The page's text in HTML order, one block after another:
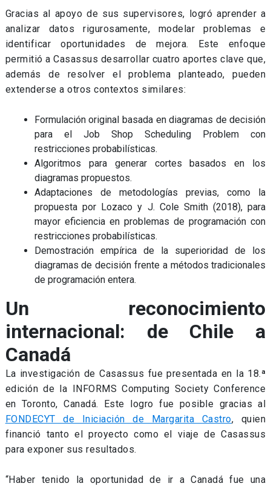
Gracias al apoyo de sus supervisores, logró aprender a
analizar datos rigurosamente, modelar problemas e
identificar oportunidades de mejora. Este enfoque
permitió a Casassus desarrollar cuatro aportes clave que,
además de resolver el problema planteado, pueden
extenderse a otros contextos similares:
Formulación original basada en diagramas de decisión
para el Job Shop Scheduling Problem con
restricciones probabilísticas.
Algoritmos para generar cortes basados en los
diagramas propuestos.
Adaptaciones de metodologías previas, como la
propuesta por Lozaco y J. Cole Smith (2018), para
mayor eficiencia en problemas de programación con
restricciones probabilísticas.
Demostración empírica de la superioridad de los
diagramas de decisión frente a métodos tradicionales
de programación entera.
Un reconocimiento
internacional: de Chile a
Canadá
La investigación de Casassus fue presentada en la 18.ª
edición de la INFORMS Computing Society Conference
en Toronto, Canadá. Este logro fue posible gracias al
FONDECYT de Iniciación de Margarita Castro, quien
financió tanto el proyecto como el viaje de Casassus
para exponer sus resultados.
“Haber tenido la oportunidad de ir a Canadá fue una